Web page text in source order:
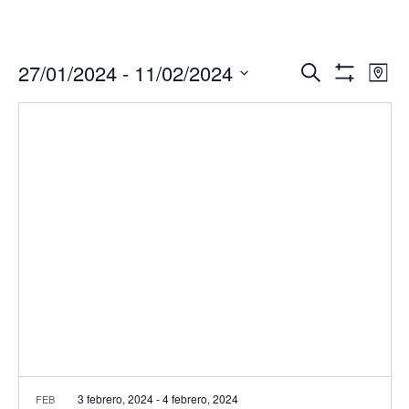
Buscar
Filtros
de
Mapa
27/01/2024 - 11/02/2024
FEB 3 febrero, 2024-4 febrero, 2024